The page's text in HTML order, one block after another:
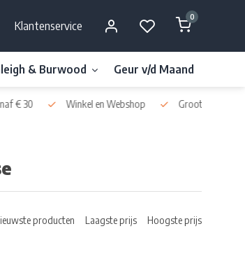
Klantenservice
0
& Burwood Geur v/d Maand
Grootste Assortiment van Nederland &
producten Laagste prijs Hoogste prijs